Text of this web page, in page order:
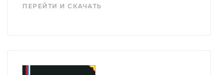
ПЕРЕЙТИ И СКАЧАТЬ